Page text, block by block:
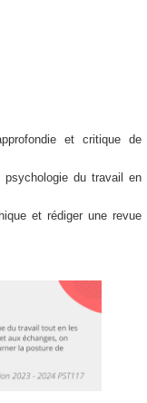
et critique de
du travail en
et rédiger une revue